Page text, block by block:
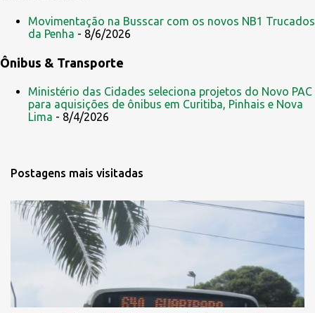
Movimentação na Busscar com os novos NB1 Trucados
da Penha - 8/6/2026
Ônibus & Transporte
Ministério das Cidades seleciona projetos do Novo PAC
para aquisições de ônibus em Curitiba, Pinhais e Nova
Lima - 8/4/2026
Postagens mais visitadas